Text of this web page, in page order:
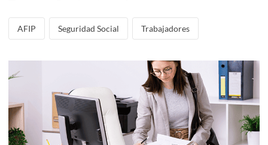
AFIP Seguridad Social Trabajadores